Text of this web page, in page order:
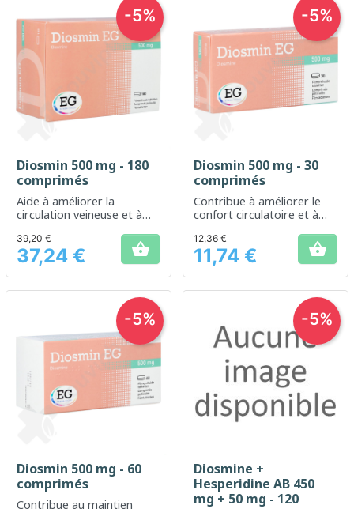
Diosmin 500 mg - 180
comprimés
Aide à améliorer la
circulation veineuse et à
jambes lourdes
Prix
39,20 €
37,24 € 
-5%
Diosmin 500 mg - 30
comprimés
Contribue à améliorer le
confort circulatoire et à
jambes lourdes
Prix
12,36 €
11,74 € 
-5%
Diosmin 500 mg - 60
comprimés
Contribue au maintien
-5%
Diosmine +
Hesperidine AB 450
mg + 50 mg - 120
-5%